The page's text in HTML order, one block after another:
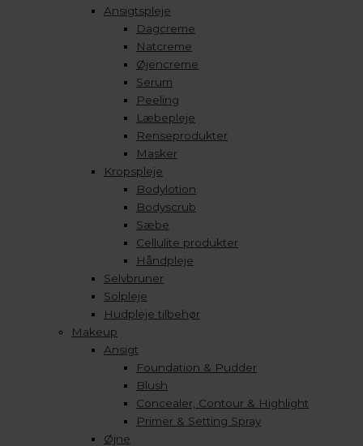
Ansigtspleje
Dagcreme
Natcreme
Øjencreme
Serum
Peeling
Læbepleje
Renseprodukter
Masker
Kropspleje
Bodylotion
Bodyscrub
Sæbe
Cellulite produkter
Håndpleje
Selvbruner
Solpleje
Hudpleje tilbehør
Makeup
Ansigt
Foundation & Pudder
Blush
Concealer, Contour & Highlight
Primer & Setting Spray
Øjne